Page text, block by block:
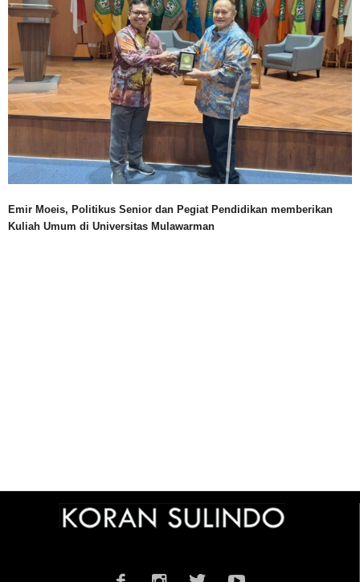
Emir Moeis, Politikus Senior dan Pegiat Pendidikan memberikan
Kuliah Umum di Universitas Mulawarman